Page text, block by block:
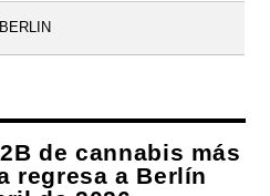
BERLIN
de cannabis más
regresa a Berlín